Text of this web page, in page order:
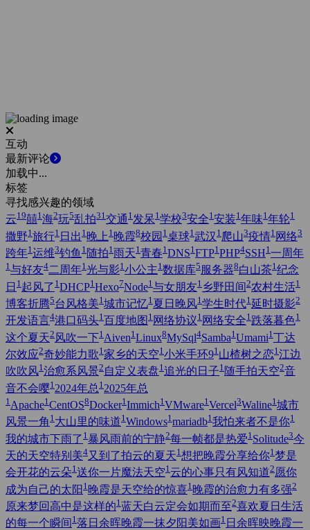
互动
最新评论
加载中...
标签
寻找感兴趣的领域
云19囍1海2玩5乱拍31交通 1发呆1学校3安全1安装1年味1年轮1
撒野1 旅行1 日出 1 晚上 1 晚霞8校园 1 桌球1 武汉 1 爬山3疫情1 网络3
跨年1 运维3钓鱼 1 随拍1 雨天1 青春1 DNS1 FTP1 PHP4SSH1 一周年
1 与好友4二周年1 光与影1 小公主1 数据库5 服务器8白山茶1 纪念
日 1 起风了 1 DHCP1 Hexo7Node1 与女朋友1 乡野田间 2农村生活1
博客折腾5台风格美1 城市记忆1 夏日晚风1 学生时代1 延时摄影2
开发语言4港口码头1 百度地图 1 网络协议1 网络安全1 跌落暮色1
这个夏天2 风吹一下1 Aiven1 Linux8MySql4Samba1 Umami1 丁达
尔效应2奇妙能力歌1 家乡的天空1 小米手环91 山楂树之恋1 江边
吹吹风1 治愈系风景2 自定义表盘1 追光的日子1 随手拍天空2音
音不会嘤1 2024年总 1 2025年总
1 Apache1 CentOS8Docker1 Immich1 VMware1 Vercel3Waline1 城市
风景一角 1 大山里的味道1 Windows1 mariadb1 我怕来者不是你1
我的城市下雨了 1 暴风雨前的宁静2每一帧都是热爱1 Solitude3今
天的天空特别美4又到了拍云的夏天1 想把晚霞分享给你1 梦是
会开花的云朵1 送你一片魔法天空1 云的心事只有风知道2愿你
成为自己的太阳 1 晚霞是天空给的惊喜1 晚霞的治愈力有多强2
原来梦回高中是这样的1 蓝天白云定会如期而至2喜欢夏日生活
的每一个瞬间 1 落日余晖晚霞一抹夕阳美如画1 日余晖映晚霞一